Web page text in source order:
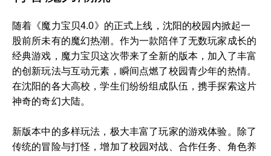
随着《魔力宝贝4.0》的正式上线，沈阳的校园内掀起一
股前所未有的魔幻热潮。作为一款陪伴了无数玩家成长的
经典游戏，魔力宝贝这次带来了全新的版本，加入了丰富
的创新玩法与互动元素，瞬间点燃了校园青少年的热情。
在沈阳的各大高校，学生们纷纷组成队伍，携手探索这片
神奇的奇幻大陆。
新版本中的多样玩法，极大丰富了玩家的游戏体验。除了
传统的冒险与打怪，增加了校园对战、合作任务、角色养